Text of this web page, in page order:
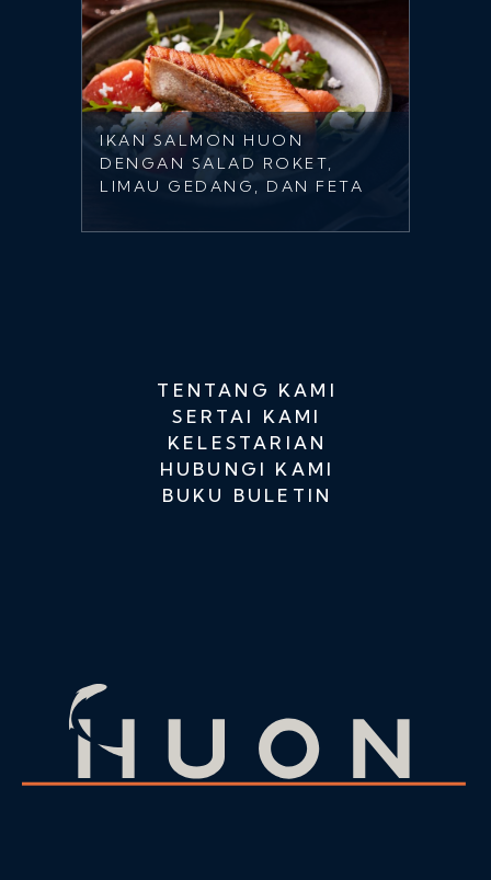
IKAN SALMON HUON
DENGAN SALAD ROKET,
LIMAU GEDANG, DAN FETA
TENTANG KAMI
SERTAI KAMI
KELESTARIAN
HUBUNGI KAMI
BUKU BULETIN